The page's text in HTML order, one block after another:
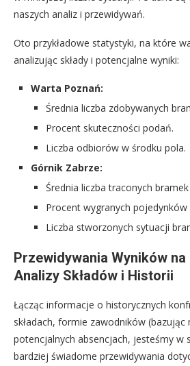
naszych analiz i przewidywań.
Oto przykładowe statystyki, na które
analizując składy i potencjalne wyniki:
Warta Poznań:
Średnia liczba zdobywanych
Procent skuteczności podań.
Liczba odbiorów w środku pola.
Górnik Zabrze:
Średnia liczba traconych
Procent wygranych
Liczba stworzonych sytuacji
Przewidywania Wyników
Analizy Składów i Historii
Łącząc informacje o historycznych
składach, formie zawodników
potencjalnych absencjach, jesteśmy w
bardziej świadome przewidywania